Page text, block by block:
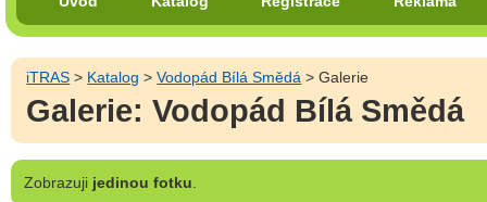
iTRAS > Katalog >Vodopád Bílá Smědá > Galerie
Galerie: Vodopád Bílá Smědá
Zobrazuji jedinou fotku